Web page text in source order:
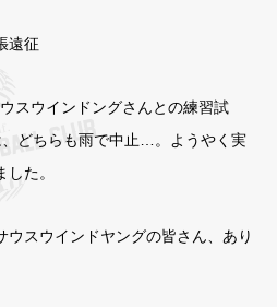
遠征
スウインドングさんとの練習試
どちらも雨で中止…。ようやく実
た。
スウインドヤングの皆さん、あり